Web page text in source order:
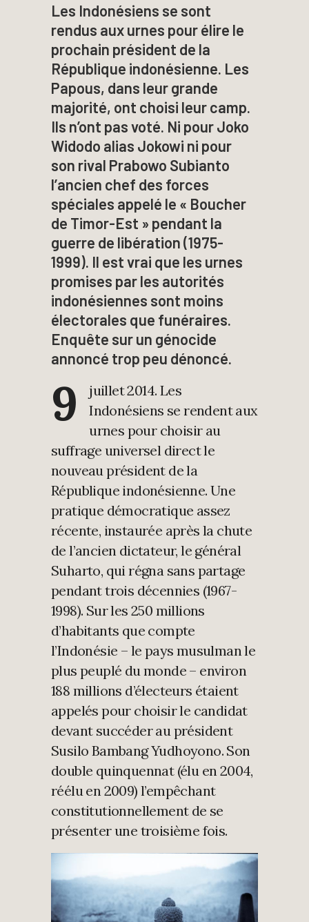
Les Indonésiens se sont
rendus aux urnes pour élire le
prochain président de la
République indonésienne. Les
Papous, dans leur grande
majorité, ont choisi leur camp.
Ils n’ont pas voté. Ni pour Joko
Widodo alias Jokowi ni pour
son rival Prabowo Subianto
l’ancien chef des forces
spéciales appelé le « Boucher
de Timor-Est » pendant la
guerre de libération (1975-
1999). Il est vrai que les urnes
promises par les autorités
indonésiennes sont moins
électorales que funéraires.
Enquête sur un génocide
annoncé trop peu dénoncé.
9
juillet 2014. Les
Indonésiens se rendent aux
urnes pour choisir au
suffrage universel direct le
nouveau président de la
République indonésienne. Une
pratique démocratique assez
récente, instaurée après la chute
de l’ancien dictateur, le général
Suharto, qui régna sans partage
pendant trois décennies (1967-
1998). Sur les 250 millions
d’habitants que compte
l’Indonésie – le pays musulman le
plus peuplé du monde – environ
188 millions d’électeurs étaient
appelés pour choisir le candidat
devant succéder au président
Susilo Bambang Yudhoyono. Son
double quinquennat (élu en 2004,
réélu en 2009) l’empêchant
constitutionnellement de se
présenter une troisième fois.